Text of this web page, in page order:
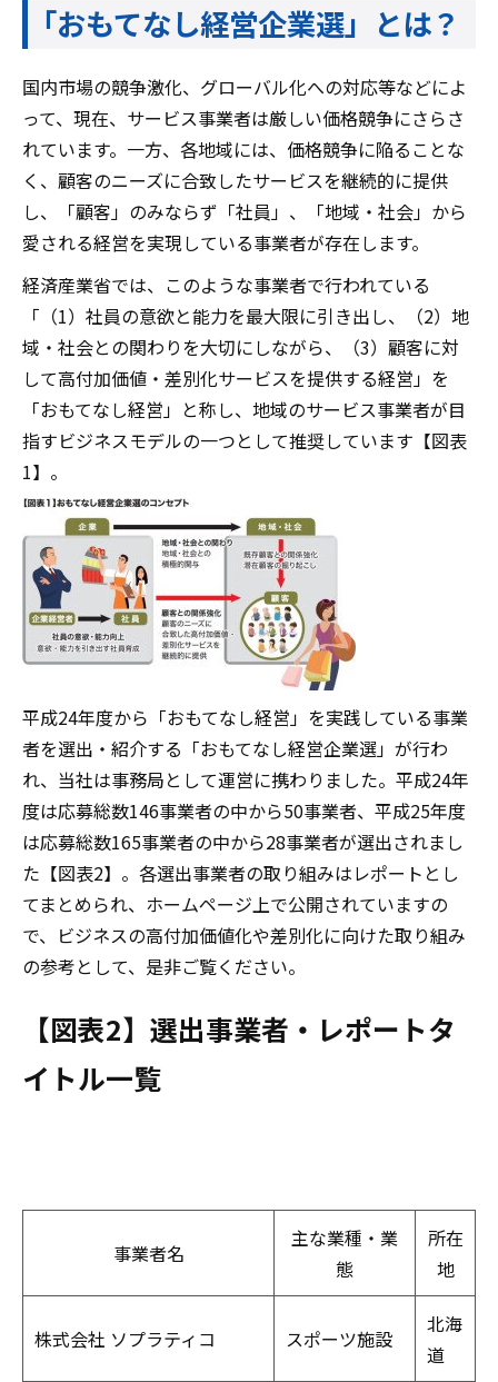
「おもてなし経営企業選」とは？
国内市場の競争激化、グローバル化への対応等などによ
って、現在、サービス事業者は厳しい価格競争にさらさ
れています。一方、各地域には、価格競争に陥ることな
く、顧客のニーズに合致したサービスを継続的に提供
し、「顧客」のみならず「社員」、「地域・社会」から
愛される経営を実現している事業者が存在します。
経済産業省では、このような事業者で行われている
「（1）社員の意欲と能力を最大限に引き出し、（2）地
域・社会との関わりを大切にしながら、（3）顧客に対
して高付加価値・差別化サービスを提供する経営」を
「おもてなし経営」と称し、地域のサービス事業者が目
指すビジネスモデルの一つとして推奨しています【図表
1】。
平成24年度から「おもてなし経営」を実践している事業
者を選出・紹介する「おもてなし経営企業選」が行わ
れ、当社は事務局として運営に携わりました。平成24年
度は応募総数146事業者の中から50事業者、平成25年度
は応募総数165事業者の中から28事業者が選出されまし
た【図表2】。各選出事業者の取り組みはレポートとし
てまとめられ、ホームページ上で公開されていますの
で、ビジネスの高付加価値化や差別化に向けた取り組み
の参考として、是非ご覧ください。
【図表2】選出事業者・レポートタ
イトル一覧
事業者名
主な業種・業
態
所在
地
株式会社 ソプラティコ スポーツ施設
北海
道